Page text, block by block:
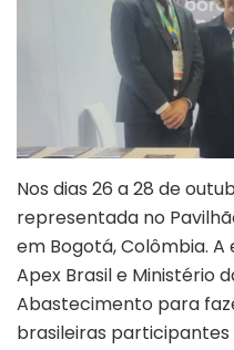
Nos dias 26 a 28 de
representada no
em Bogotá, Colômbia.
Apex Brasil e Ministério
Abastecimento para
brasileiras participantes